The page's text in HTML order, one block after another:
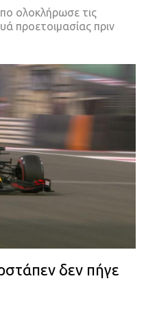
ολοκλήρωσε τις
προετοιμασίας πριν
δεν πήγε